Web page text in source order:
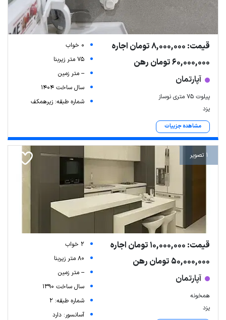
قیمت: 8,000,000 تومان اجاره
60,000,000 تومان رهن
آپارتمان
پیلوت 75 متری نوساز
یزد
مشاهده جزییات
0 خواب
75 متر زیربنا
-- متر زمین
سال ساخت 1404
شماره طبقه: زیرهمکف
1 تصویر
قیمت: 10,000,000 تومان اجاره
50,000,000 تومان رهن
آپارتمان
همخونه
یزد
2 خواب
80 متر زیربنا
-- متر زمین
سال ساخت 1390
شماره طبقه: 2
آسانسور: دارد